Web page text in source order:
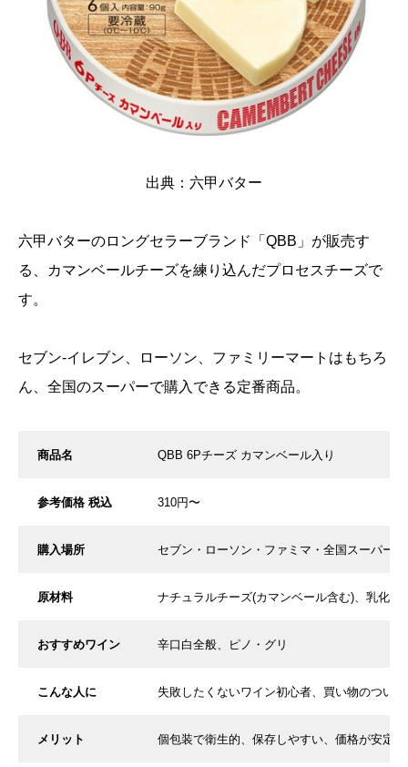
出典： 六甲バター
六甲バターのロングセラーブランド「QBB」が販売す
る、カマンベールチーズを練り込んだプロセスチーズで
す。
セブン-イレブン、ローソン、ファミリーマートはもちろ
ん、全国のスーパーで購入できる定番商品。
商品名 QBB 6Pチーズ カマンベール入り
参考価格 税込 310円〜
購入場所 セブン・ローソン・ファミマ・全国スーパー
原材料 ナチュラルチーズ(カマンベール含む)、乳化剤
おすすめワイン 辛口白全般、ピノ・グリ
こんな人に 失敗したくないワイン初心者、買い物のつい
メリット 個包装で衛生的、保存しやすい、価格が安定
口コミを書く